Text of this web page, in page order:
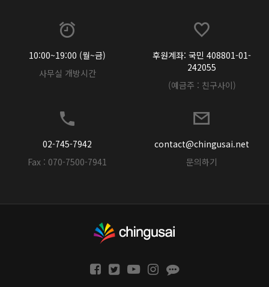
10:00~19:00 (월~금)
사무실 개방시간
후원계좌: 국민 408801-01-
242055
(예금주 : 친구사이)
02-745-7942
Fax : 070-7500-7941
contact@chingusai.net
문의하기